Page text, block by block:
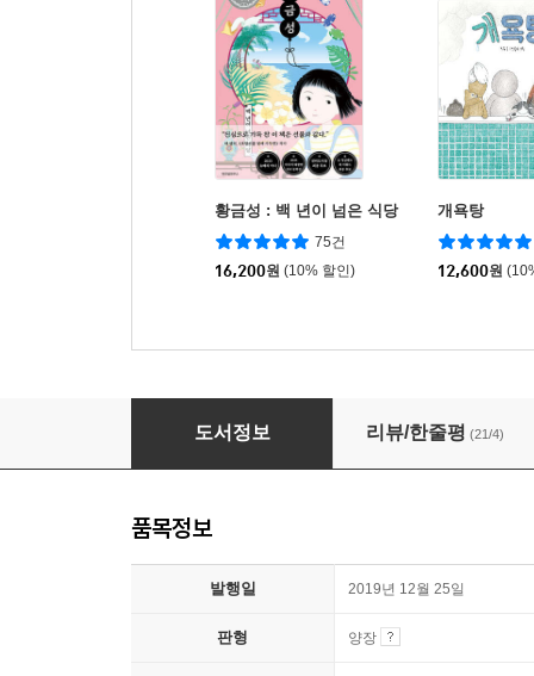
황금성 : 백 년이 넘은 식당
75건
16,200원 (10% 할인)
개욕탕
12,600원
덥수룩 고양이
도서정보 리뷰/한줄평 (21/4)
품목정보
발행일 2019년 12월 25일
판형 양장